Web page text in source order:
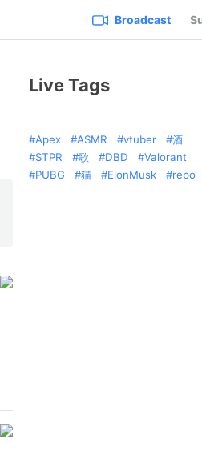
Broadcast
Live Tags
Apex ASMR vtuber
酒
STPR
歌 DBD
Valorant
PUBG
猫 ElonMusk repo